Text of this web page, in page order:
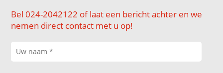
Bel 024-2042122 of laat een bericht achter en we
nemen direct contact met u op!